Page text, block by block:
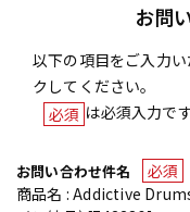
お問
以下の項目をご入力
クしてください。
必須 は必須入力です
お問い合わせ件名
必須
商品名 : Addictive